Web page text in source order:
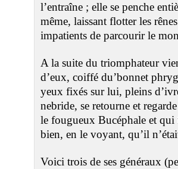
l’entraîne ; elle se penche
même, laissant flotter les
impatients de parcourir le
A la suite du triomphateur
d’eux, coiffé du’bonnet
yeux fixés sur lui, pleins
nebride, se retourne et
le fougueux Bucéphale et
bien, en le voyant, qu’il
Voici trois de ses généraux